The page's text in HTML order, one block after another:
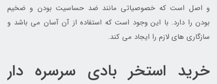
و اصل است که خصوصیاتی مانند ضد حساسیت بودن و ضخیم
بودن را دارد. با این وجود است که استفاده از آن آسان می باشد و
سازگاری های لازم را ایجاد می کند.
خرید استخر بادی سرسره دار